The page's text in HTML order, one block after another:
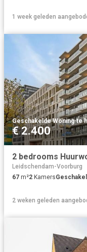
1 week geleden
Geschakelde Woning·te
€ 2.400
2 bedrooms
Leidschendam-Voorburg
67 m²2 Kamers
2 weken geleden